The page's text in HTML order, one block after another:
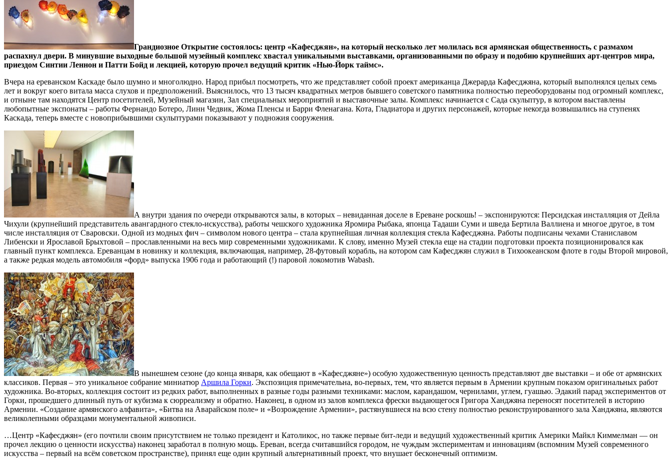
Грандиозное Открытие состоялось: центр «Кафесджян», на который несколько лет молилась вся армянская общественность, с размахом
распахнул двери. В минувшие выходные большой музейный комплекс хвастал уникальными выставками, организованными по образу и подобию крупнейших арт-центров мира,
приездом Синтии Леннон и Патти Бойд и лекцией, которую прочел ведущий критик «Нью-Йорк таймс».
Вчера на ереванском Каскаде было шумно и многолюдно. Народ прибыл посмотреть, что же представляет собой проект американца Джерарда Кафесджяна, который выполнялся целых семь
лет и вокруг коего витала масса слухов и предположений. Выяснилось, что 13 тысяч квадратных метров бывшего советского памятника полностью переоборудованы под огромный комплекс,
и отныне там находятся Центр посетителей, Музейный магазин, Зал специальных мероприятий и выставочные залы. Комплекс начинается с Сада скульптур, в котором выставлены
любопытные экспонаты – работы Фернандо Ботеро, Линн Чедвик, Жома Пленсы и Барри Фленагана. Кота, Гладиатора и других персонажей, которые некогда возвышались на ступенях
Каскада, теперь вместе с новоприбывшими скульптурами показывают у подножия сооружения.
А внутри здания по очереди открываются залы, в которых – невиданная доселе в Ереване роскошь! – экспонируются: Персидская инсталляция от Дейла
Чихули (крупнейший представитель авангардного стекло-искусства), работы чешского художника Яромира Рыбака, японца Тадаши Суми и шведа Бертила Валлиена и многое другое, в том
числе инсталляция от Сваровски. Одной из модных фич – символом нового центра – стала крупнейшая личная коллекция стекла Кафесджяна. Работы подписаны чехами Станиславом
Либенски и Ярославой Брыхтовой – прославленными на весь мир современными художниками. К слову, именно Музей стекла еще на стадии подготовки проекта позиционировался как
главный пункт комплекса. Ереванцам в новинку и коллекция, включающая, например, 28-футовый корабль, на котором сам Кафесджян служил в Тихоокеанском флоте в годы Второй мировой,
а также редкая модель автомобиля «форд» выпуска 1906 года и работающий (!) паровой локомотив Wabash.
В нынешнем сезоне (до конца января, как обещают в «Кафесджяне») особую художественную ценность представляют две выставки – и обе от армянских
классиков. Первая – это уникальное собрание миниатюр Аршила Горки. Экспозиция примечательна, во-первых, тем, что является первым в Армении крупным показом оригинальных работ
художника. Во-вторых, коллекция состоит из редких работ, выполненных в разные годы разными техниками: маслом, карандашом, чернилами, углем, гуашью. Эдакий парад экспериментов от
Горки, прошедшего длинный путь от кубизма к сюрреализму и обратно. Наконец, в одном из залов комплекса фрески выдающегося Григора Ханджяна переносят посетителей в историю
Армении. «Создание армянского алфавита», «Битва на Аварайском поле» и «Возрождение Армении», растянувшиеся на всю стену полностью реконструированного зала Ханджяна, являются
великолепными образцами монументальной живописи.
…Центр «Кафесджян» (его почтили своим присутствием не только президент и Католикос, но также первые бит-леди и ведущий художественный критик Америки Майкл Киммелман — он
прочел лекцию о ценности искусства) наконец заработал в полную мощь. Ереван, всегда считавшийся городом, не чуждым экспериментам и инновациям (вспомним Музей современного
искусства – первый на всём советском пространстве), принял еще один крупный альтернативный проект, что внушает бесконечный оптимизм.